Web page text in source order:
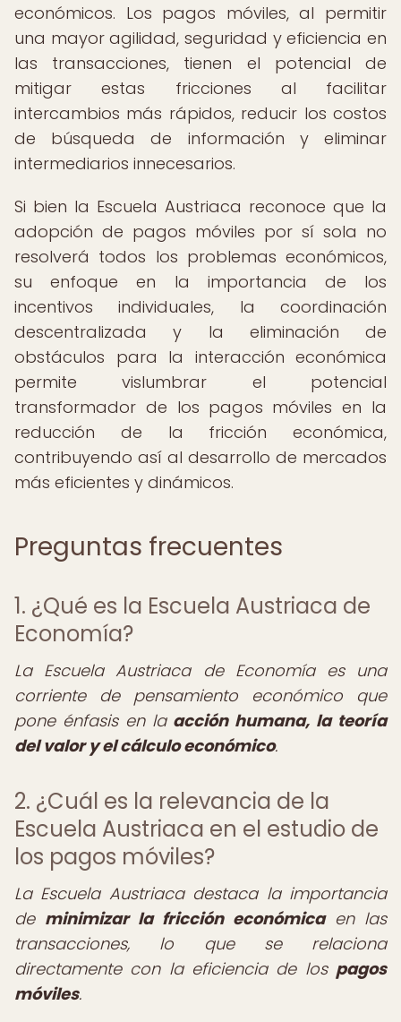
económicos. Los pagos móviles, al permitir
una mayor agilidad, seguridad y eficiencia en
las transacciones, tienen el potencial de
mitigar estas fricciones al facilitar
intercambios más rápidos, reducir los costos
de búsqueda de información y eliminar
intermediarios innecesarios.
Si bien la Escuela Austriaca reconoce que la
adopción de pagos móviles por sí sola no
resolverá todos los problemas económicos,
su enfoque en la importancia de los
incentivos individuales, la coordinación
descentralizada y la eliminación de
obstáculos para la interacción económica
permite vislumbrar el potencial
transformador de los pagos móviles en la
reducción de la fricción económica,
contribuyendo así al desarrollo de mercados
más eficientes y dinámicos.
Preguntas frecuentes
1. ¿Qué es la Escuela Austriaca de
Economía?
La Escuela Austriaca de Economía es una
corriente de pensamiento económico que
pone énfasis en la acción humana, la teoría
del valor y el cálculo económico.
2. ¿Cuál es la relevancia de la
Escuela Austriaca en el estudio de
los pagos móviles?
La Escuela Austriaca destaca la importancia
de minimizar la fricción económicaen las
transacciones, lo que se relaciona
directamente con la eficiencia de los pagos
móviles.